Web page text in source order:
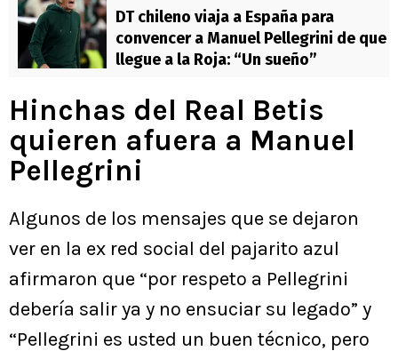
DT chileno viaja a España para
convencer a Manuel Pellegrini de que
llegue a la Roja: “Un sueño”
Hinchas del Real Betis
quieren afuera a Manuel
Pellegrini
Algunos de los mensajes que se dejaron
ver en la ex red social del pajarito azul
afirmaron que “por respeto a Pellegrini
debería salir ya y no ensuciar su legado” y
“Pellegrini es usted un buen técnico, pero